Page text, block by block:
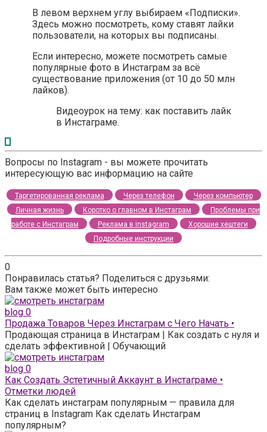
В левом верхнем углу выбираем «Подписки».
Здесь можно посмотреть, кому ставят лайки
пользователи, на которых вы подписаны.
Если интересно, можете посмотреть самые
популярные фото в Инстаграм за всё
существование приложения (от 10 до 50 млн
лайков).
Видеоурок на тему: как поставить лайк
в Инстаграме.
Вопросы по Instagram - вы можете прочитать
интересующую вас информацию на сайте
Таргетированная реклама Через телефон
Через компьютер
Личная жизнь
Коротко о главном в Инстаграм
Проблемы при
работе с Инстаграм
Реклама в instagram
Хорошие хештеги
Подробные инструкции
0
Понравилась статья? Поделиться с друзьями:
Вам также может быть интересно
blog 0
Продажа Товаров Через Инстаграм с Чего Начать •
Продающая страница в Инстаграм | Как создать с нуля и
сделать эффективной | Обучающий
blog 0
Как Создать Эстетичный Аккаунт в Инстаграме •
Отметки людей
Как сделать инстаграм популярным — правила для
страниц в Instagram Как сделать Инстаграм
популярным?